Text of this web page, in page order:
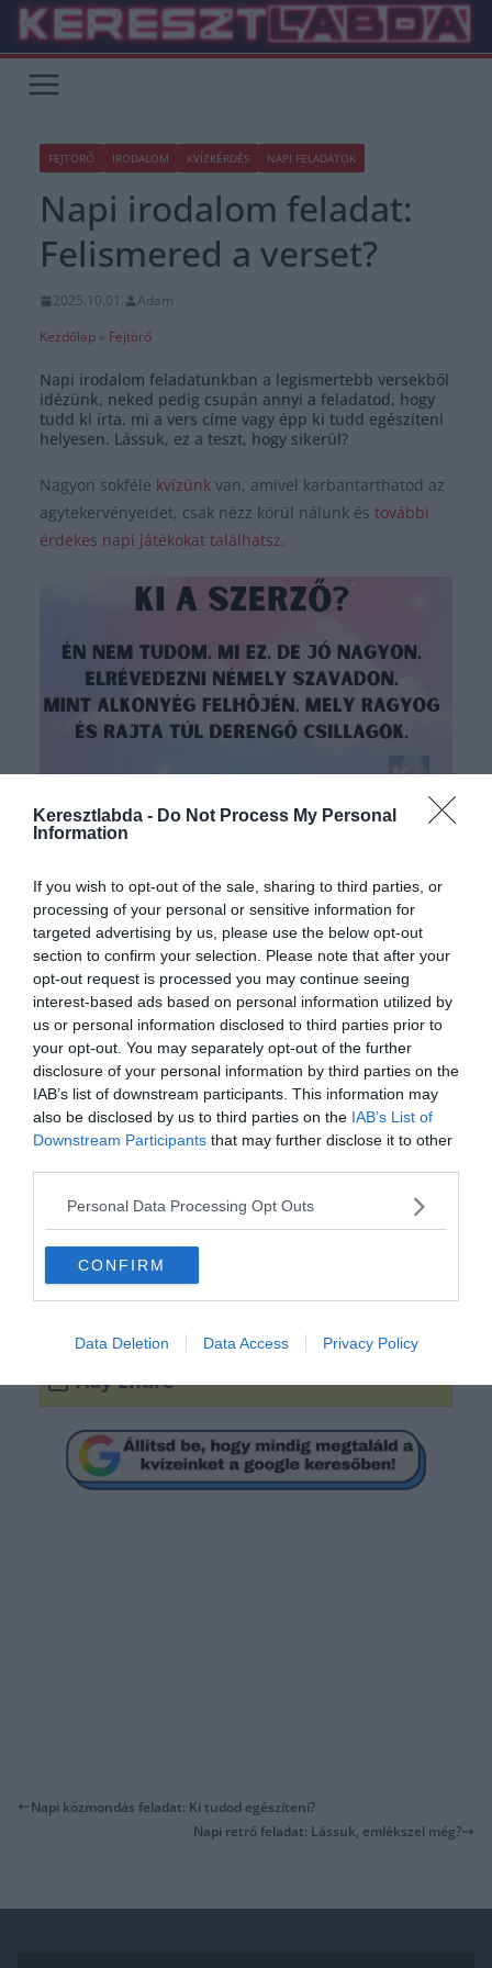
Keresztlabda - Do Not Process My Personal
Information
If you wish to opt-out of the sale, sharing to third parties, or
processing of your personal or sensitive information for
targeted advertising by us, please use the below opt-out
section to confirm your selection. Please note that after your
opt-out request is processed you may continue seeing
interest-based ads based on personal information utilized by
us or personal information disclosed to third parties prior to
your opt-out. You may separately opt-out of the further
disclosure of your personal information by third parties on the
IAB’s list of downstream participants. This information may
also be disclosed by us to third parties on the IAB’s List of
Downstream Participants that may further disclose it to other
Personal Data Processing Opt Outs
CONFIRM
Data Deletion Data Access Privacy Policy
Skip
content
FEJTÖRŐ IRODALOM KVÍZKÉRDÉS NAPI FELADATOK
Napi irodalom feladat:
Felismered a verset?
2025.10.01.
Adam
Kezdőlap » Fejtörő
Napi irodalom feladatunkban a legismertebb versekből
idézünk, neked pedig csupán annyi a feladatod, hogy
tudd ki írta, mi a vers címe vagy épp ki tudd egészíteni
helyesen. Lássuk, ez a teszt, hogy sikerül?
Nagyon sokféle kvízünk van, amivel karbantarthatod az
agytekervényeidet, csak nézz körül nálunk és további
érdekes napi játékokat találhatsz.
Ki a szerző?
József Attila
Ady Endre
Napi közmondás feladat: Ki tudod egészíteni?
Napi retró feladat: Lássuk, emlékszel még?